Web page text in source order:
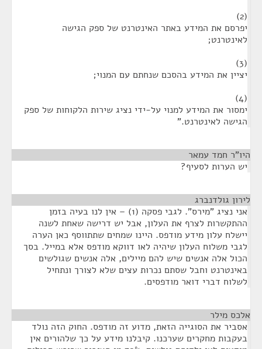
(2)
יפרסם את המידע באתר האינטרנט של ספק הגישה
לאינטרנט;
(3)
יציין את המידע בהסכם שנחתם עם המנוי;
(4)
ימסור את המידע למנוי על-ידי נציג שירות הלקוחות של ספק
הגישה לאינטרנט."
היו"ר חמד עמאר
יש הערות לסעיף?
לירון גולדנברג
אני נציג "מירס". לגבי פסקה (1) – אין לנו בעיה בזמן
ההתקשרות לצרף את העלון, אבל יש דרישה שאחת לשנה
יישלח עלון מידע מודפס. היינו שמחים שתתווסף כאן הערה
לגבי משלוח העלון שיהיה לאו דווקא מודפס אלא במייל. בסך
הכול אלה אנשים שיש להם מיילים, אלה אנשים שגולשים
באינטרנט וחבל שסתם נכרות עצים שלא לצורך ונתחיל
לשלוח דברי דואר מודפסים.
אלכס מילר
אסביר את הסוגייה הזאת, מדוע זה מודפס. החוק הזה נולד
בעקבות מחקרים שערכנו. קיבלנו מידע על כך שלהורים אין